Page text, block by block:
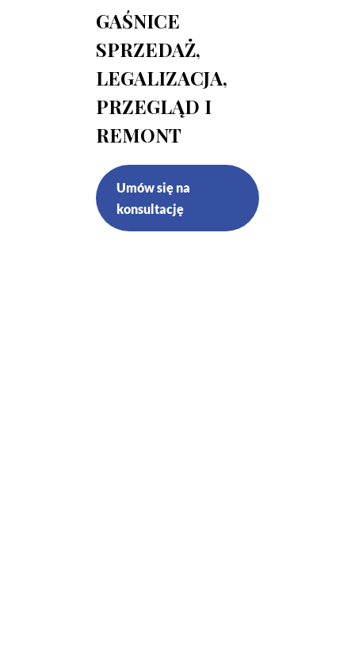
GAŚNICE
SPRZEDAŻ,
LEGALIZACJA,
PRZEGLĄD I
REMONT
Umów się na
konsultację